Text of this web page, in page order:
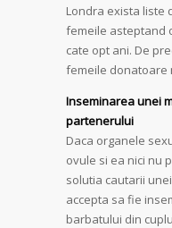
Londra exista liste
femeile asteptand
cate opt ani. De
femeile donatoare
Inseminarea unei
partenerului
Daca organele
ovule si ea nici nu
solutia cautarii
accepta sa fie
barbatului din